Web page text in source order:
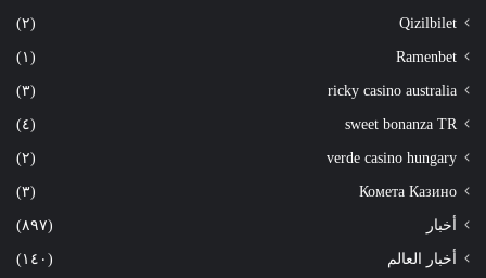
Qizilbilet (٢)
Ramenbet (١)
ricky casino australia (٣)
sweet bonanza TR (٤)
verde casino hungary (٢)
Комета Казино (٣)
أخبار (٨٩٧)
أخبار العالم (١٤٠)